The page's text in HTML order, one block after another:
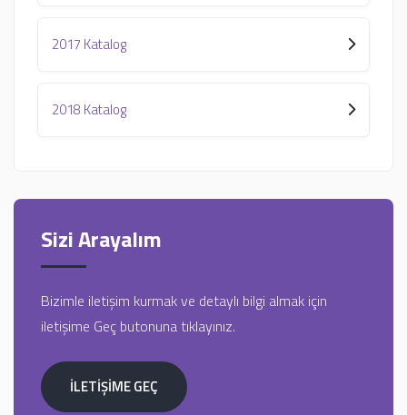
2017 Katalog
2018 Katalog
Sizi Arayalım
Bizimle iletişim kurmak ve detaylı bilgi almak için
iletişime Geç butonuna tıklayınız.
İLETİŞİME GEÇ